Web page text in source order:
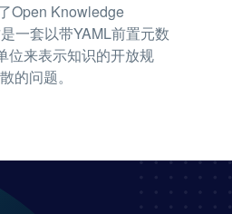
Open Knowledge
一套以带YAML前置元数
位来表示知识的开放规
的问题。